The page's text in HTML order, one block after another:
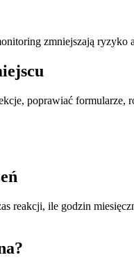
zmniejszają
poprawiać
reakcji, ile godzin